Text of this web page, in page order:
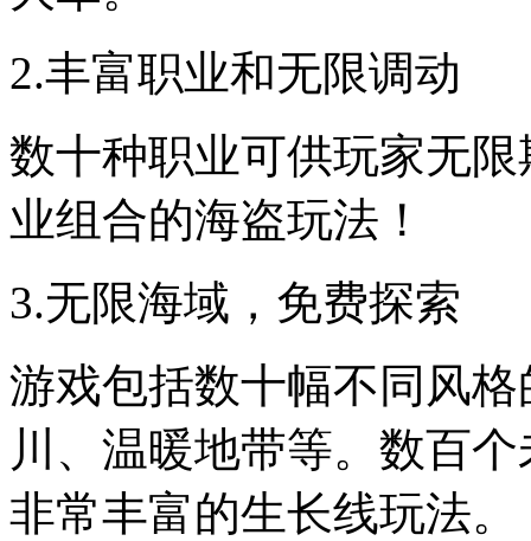
2.丰富职业和无限调动
数十种职业可供玩家无
业组合的海盗玩法！
3.无限海域，免费探索
游戏包括数十幅不同风
川、温暖地带等。数百
非常丰富的生长线玩法。